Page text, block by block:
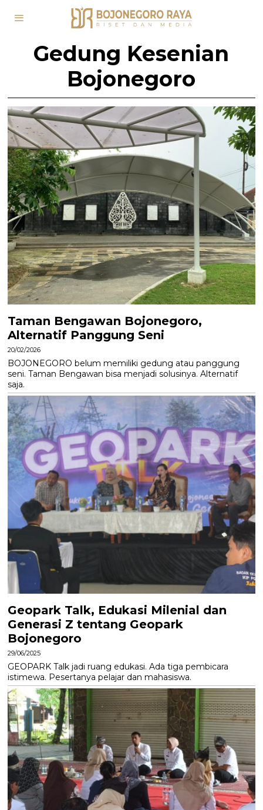
Gedung Kesenian
Bojonegoro
Taman Bengawan Bojonegoro,
Alternatif Panggung Seni
20/02/2026
BOJONEGORO belum memiliki gedung atau panggung
seni. Taman Bengawan bisa menjadi solusinya. Alternatif
saja.
Geopark Talk, Edukasi Milenial dan
Generasi Z tentang Geopark
Bojonegoro
29/06/2025
GEOPARK Talk jadi ruang edukasi. Ada tiga pembicara
istimewa. Pesertanya pelajar dan mahasiswa.